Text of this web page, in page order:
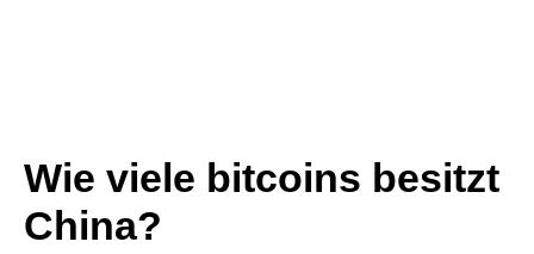
Wie viele bitcoins besitzt
China?